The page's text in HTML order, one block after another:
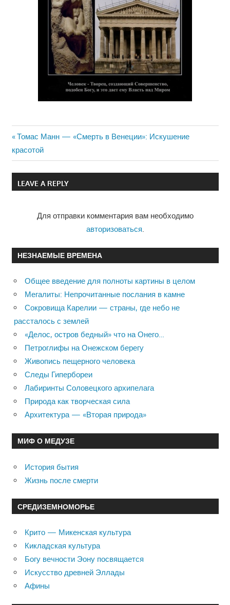
Навигация
по
записям
Previous
Post:
Томас Манн — «Смерть в Венеции»: Искушение
красотой
LEAVE A REPLY
Для отправки комментария вам необходимо
авторизоваться.
НЕЗНАЕМЫЕ ВРЕМЕНА
Общее введение для полноты картины в целом
Мегалиты: Непрочитанные послания в камне
Сокровища Карелии — страны, где небо не
рассталось с землей
«Делос, остров бедный» что на Онего…
Петроглифы на Онежском берегу
Живопись пещерного человека
Следы Гипербореи
Лабиринты Соловецкого архипелага
Природа как творческая сила
Архитектура — «Вторая природа»
МИФ О МЕДУЗЕ
История бытия
Жизнь после смерти
СРЕДИЗЕМНОМОРЬЕ
Крито — Микенская культура
Кикладская культура
Богу вечности Эону посвящается
Искусство древней Эллады
Афины